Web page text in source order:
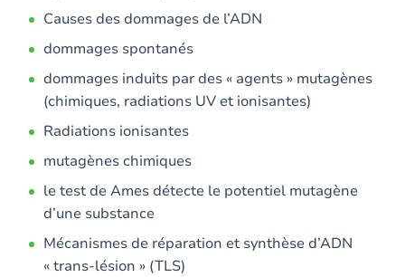
Causes des dommages de l’ADN
dommages spontanés
dommages induits par des « agents » mutagènes
(chimiques, radiations UV et ionisantes)
Radiations ionisantes
mutagènes chimiques
le test de Ames détecte le potentiel mutagène
d’une substance
Mécanismes de réparation et synthèse d’ADN
« trans-lésion » (TLS)